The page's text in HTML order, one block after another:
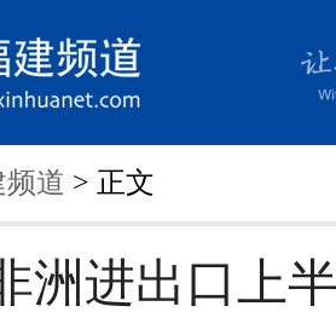
道 > 正文
洲进出口上